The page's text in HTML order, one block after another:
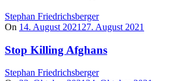
Stephan Friedrichsberger
On 14. August 2021 27. August 2021
Stop Killing Afghans
Stephan Friedrichsberger